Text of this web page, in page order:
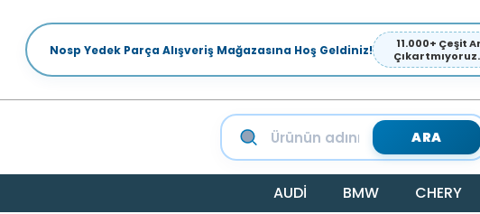
Nosp Yedek Parça Alışveriş Mağazasına Hoş Geldiniz!
11.000+ Çeşit
ARA
AUDİ BMW CHERY